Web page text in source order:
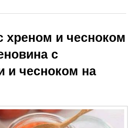
и чесноком
с
и чесноком на